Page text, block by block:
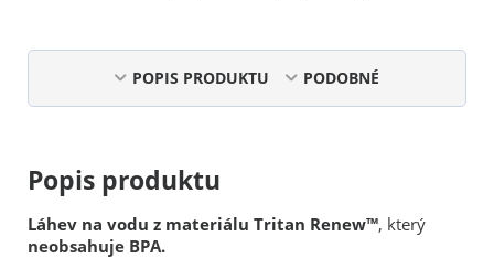
POPIS PRODUKTU PODOBNÉ
Popis produktu
Láhev na vodu z materiálu Tritan Renew™, který
neobsahuje BPA.